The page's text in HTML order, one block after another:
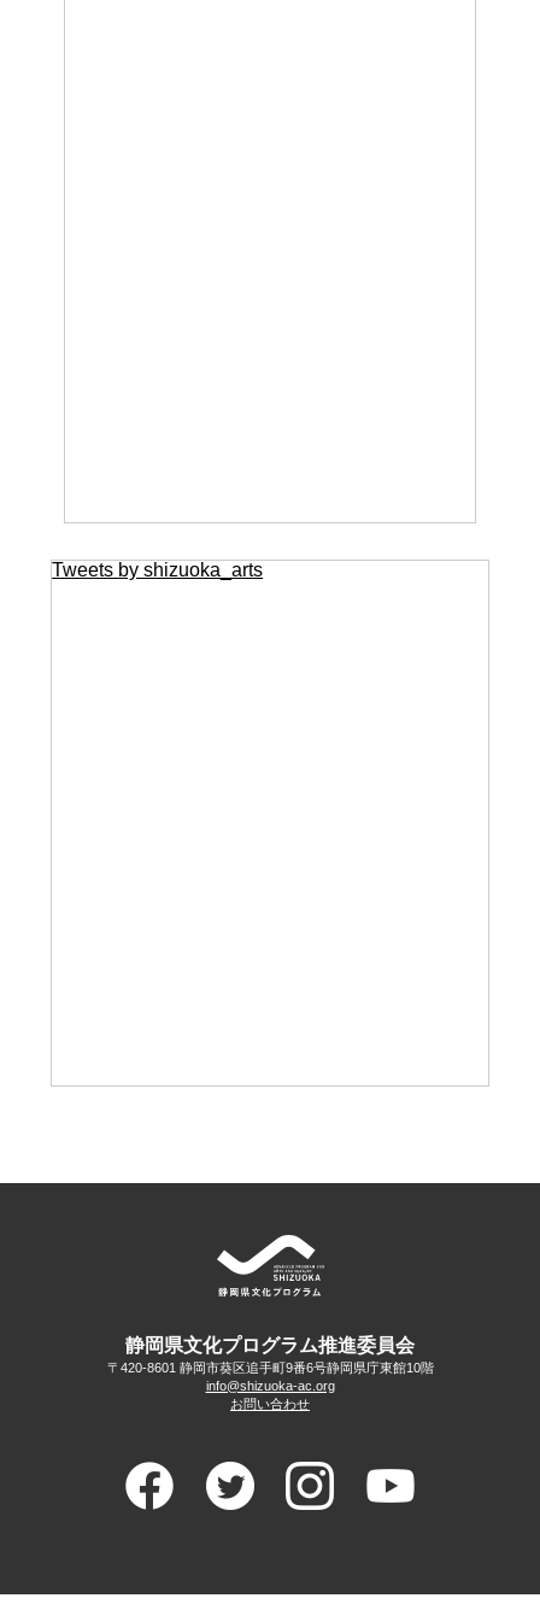
Tweets by shizuoka_arts
静岡県文化プログラム推進委員会
〒420-8601 静岡市葵区追手町9番6号静岡県庁東館10階
info@shizuoka-ac.org
お問い合わせ